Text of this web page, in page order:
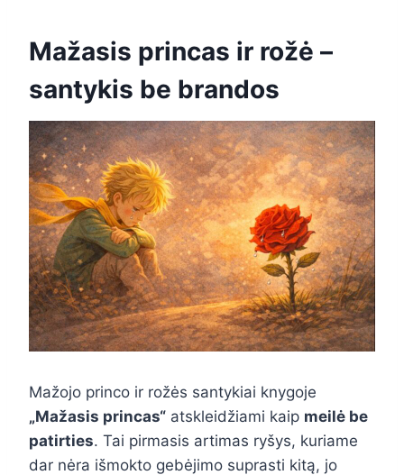
Mažasis princas ir rožė –
santykis be brandos
Mažojo princo ir rožės santykiai knygoje
„Mažasis princas“ atskleidžiami kaip meilė be
patirties. Tai pirmasis artimas ryšys, kuriame
dar nėra išmokto gebėjimo suprasti kitą, jo